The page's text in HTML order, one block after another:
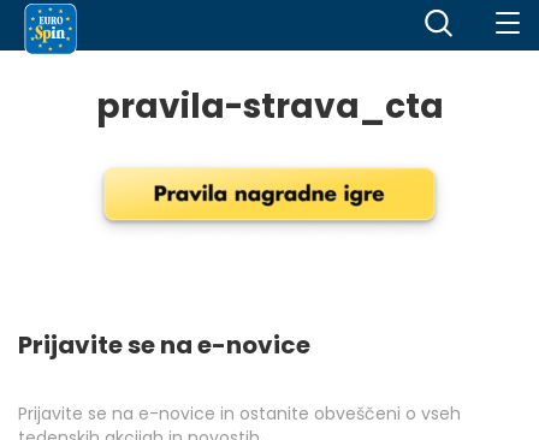
pravila-strava_cta
Prijavite se na e-novice
Prijavite se na e-novice in ostanite obveščeni o vseh